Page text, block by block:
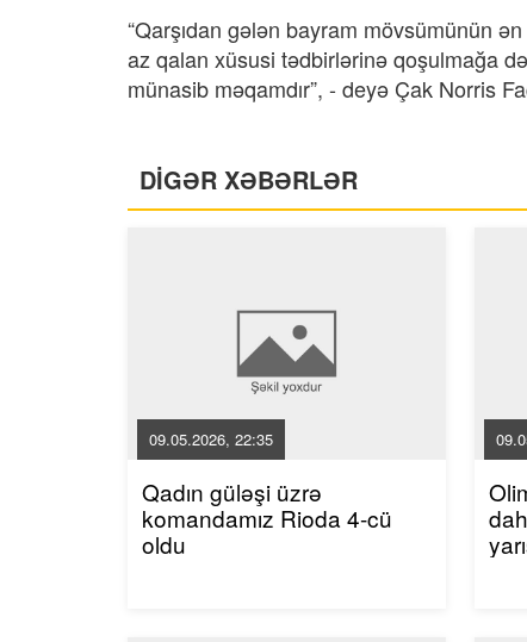
“Qarşıdan gələn bayram mövsümünün ən
az qalan xüsusi tədbirlərinə qoşulmağa
münasib məqamdır”, - deyə Çak Norris
DİGƏR XƏBƏRLƏR
09.05.2026, 22:35
Qadın güləşi üzrə
komandamız Rioda 4-cü
oldu